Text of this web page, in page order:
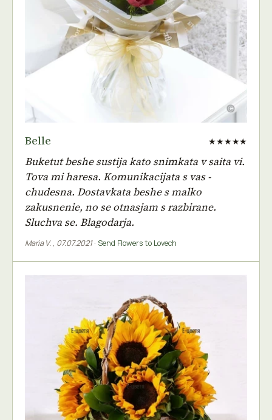
Belle ★★★★★
Buketut beshe sustija kato snimkata v saita vi.
Tova mi haresa. Komunikacijata s vas -
chudesna. Dostavkata beshe s malko
zakusnenie, no se otnasjam s razbirane.
Sluchva se. Blagodarja.
Maria V. , 07.07.2021· Send Flowers to Lovech